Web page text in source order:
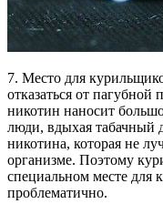
7. Место для
отказаться от
никотин наносит
люди, вдыхая табачный
никотина, которая не
организме. Поэтому
специальном месте для
проблематично.